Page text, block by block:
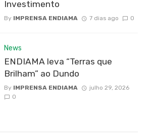
Investimento
By IMPRENSA ENDIAMA 7 dias ago 0
News
ENDIAMA leva “Terras que
Brilham” ao Dundo
By IMPRENSA ENDIAMA
julho 29, 2026
0